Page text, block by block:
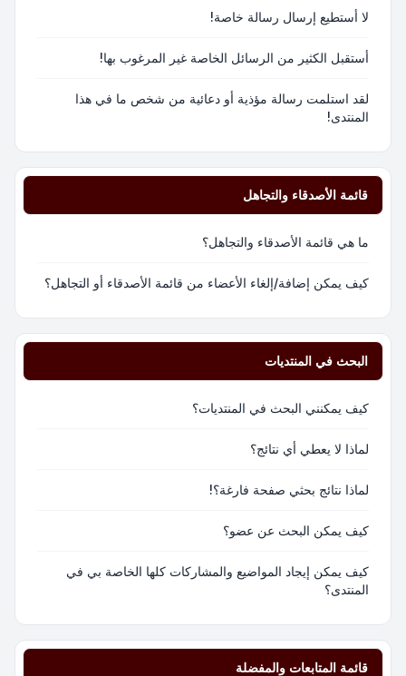
لا أستطيع إرسال رسالة خاصة!
أستقبل الكثير من الرسائل الخاصة غير المرغوب بها!
لقد استلمت رسالة مؤذية أو دعائية من شخص ما في هذا
المنتدى!
قائمة الأصدقاء والتجاهل
ما هي قائمة الأصدقاء والتجاهل؟
كيف يمكن إضافة/إلغاء الأعضاء من قائمة الأصدقاء أو التجاهل؟
البحث في المنتديات
كيف يمكنني البحث في المنتديات؟
لماذا لا يعطي أي نتائج؟
لماذا نتائج بحثي صفحة فارغة؟!
كيف يمكن البحث عن عضو؟
كيف يمكن إيجاد المواضيع والمشاركات كلها الخاصة بي في
المنتدى؟
قائمة المتابعات والمفضلة